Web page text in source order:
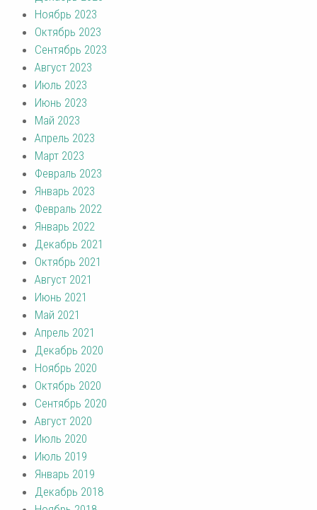
Ноябрь 2023
Октябрь 2023
Сентябрь 2023
Август 2023
Июль 2023
Июнь 2023
Май 2023
Апрель 2023
Март 2023
Февраль 2023
Январь 2023
Февраль 2022
Январь 2022
Декабрь 2021
Октябрь 2021
Август 2021
Июнь 2021
Май 2021
Апрель 2021
Декабрь 2020
Ноябрь 2020
Октябрь 2020
Сентябрь 2020
Август 2020
Июль 2020
Июль 2019
Январь 2019
Декабрь 2018